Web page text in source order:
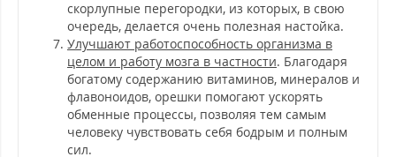
скорлупные перегородки, из которых, в свою
очередь, делается очень полезная настойка.
Улучшают работоспособность организма в
целом и работу мозга в частности. Благодаря
богатому содержанию витаминов, минералов и
флавоноидов, орешки помогают ускорять
обменные процессы, позволяя тем самым
человеку чувствовать себя бодрым и полным
сил.